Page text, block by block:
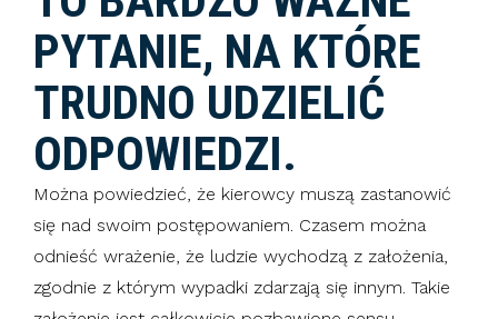
PYTANIE, NA KTÓRE
TRUDNO UDZIELIĆ
ODPOWIEDZI.
Można powiedzieć, że kierowcy muszą zastanowić
się nad swoim postępowaniem. Czasem można
odnieść wrażenie, że ludzie wychodzą z założenia,
zgodnie z którym wypadki zdarzają się innym. Takie